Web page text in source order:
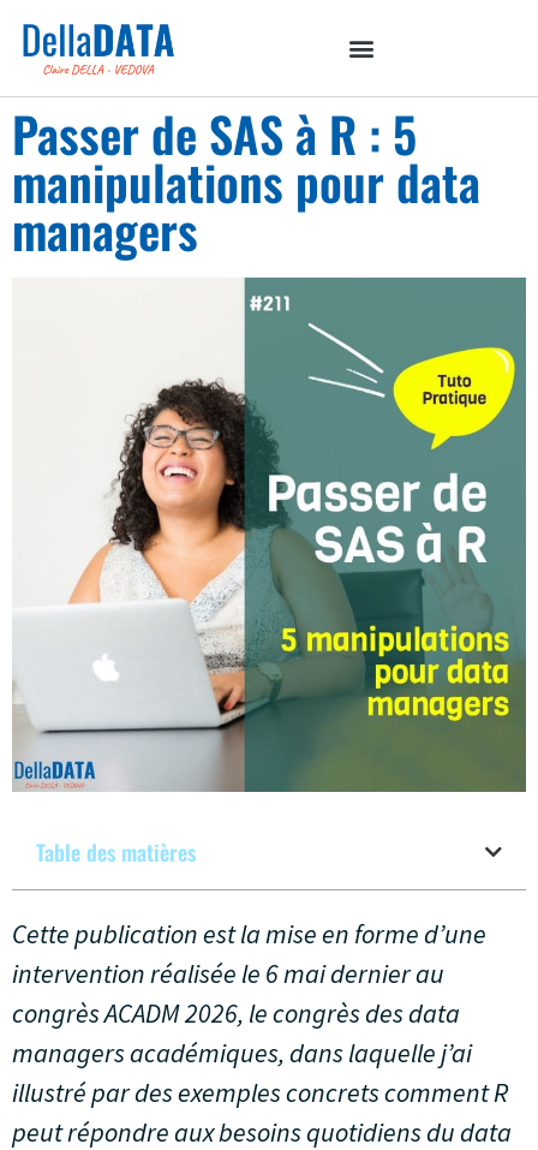
Passer de SAS à R : 5
manipulations pour data
managers
Table des matières
Cette publication est la mise en forme d’une
intervention réalisée le 6 mai dernier au
congrès ACADM 2026, le congrès des data
managers académiques, dans laquelle j’ai
illustré par des exemples concrets comment R
peut répondre aux besoins quotidiens du data